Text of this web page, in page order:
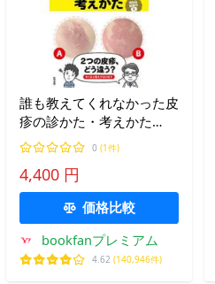
誰も教えてくれなかった皮
疹の診かた・考えかた
Web動画付/松田光弘
0 (1件)
4,400 円
価格比較
bookfanプレミアム
4.62 (140,946件)